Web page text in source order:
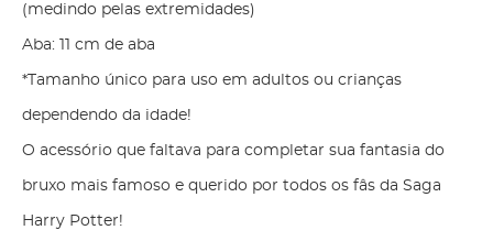
(medindo pelas extremidades)
Aba: 11 cm de aba
*Tamanho único para uso em adultos ou crianças
dependendo da idade!
O acessório que faltava para completar sua fantasia do
bruxo mais famoso e querido por todos os fâs da Saga
Harry Potter!